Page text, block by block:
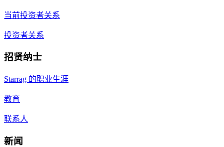
当前投资者关系
投资者关系
招贤纳士
Starrag 的职业生涯
教育
联系人
新闻